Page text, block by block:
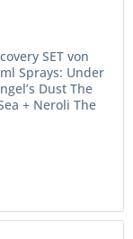
SET von
Sprays: Under
Dust The
+ Neroli The